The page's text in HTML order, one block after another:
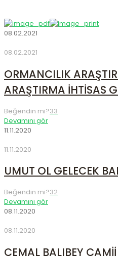
08.02.2021
08.02.2021
ORMANCILIK
ARAŞTIRMA İHTİSAS
Beğendin mi?33
Devamını gör
11.11.2020
11.11.2020
UMUT OL GELECEK
Beğendin mi?32
Devamını gör
08.11.2020
08.11.2020
CEMAL BALIBEY CAMİİ